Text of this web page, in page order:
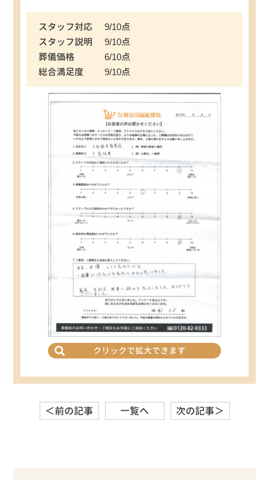
スタッフ対応
9/10点
スタッフ説明
9/10点
葬儀価格
6/10点
総合満足度
9/10点
クリックで拡大できます
＜前の記事 一覧へ 次の記事＞